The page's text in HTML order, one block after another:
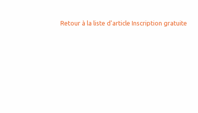
Retour à la liste d'article Inscription gratuite